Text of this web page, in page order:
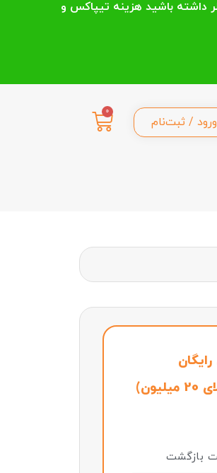
ورود / ثبت‌نام
0
خرید در نظر داشته باشید هزینه تیپاکس و